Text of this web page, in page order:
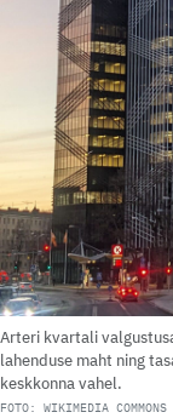
Arteri kvartali
lahenduse maht ning
keskkonna vahel.
FOTO: WIKIMEDIA COMMONS